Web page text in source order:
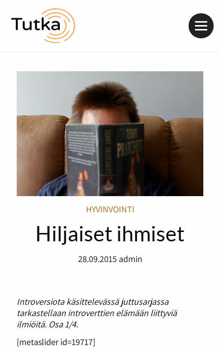
HYVINVOINTI
Hiljaiset ihmiset
28.09.2015 admin
Introversiota käsittelevässä juttusarjassa
tarkastellaan introverttien elämään liittyviä
ilmiöitä. Osa 1/4.
[metaslider id=19717]